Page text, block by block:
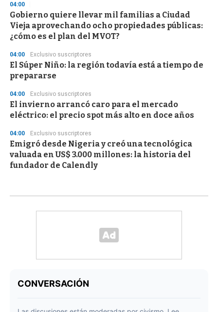
04:00
Gobierno quiere llevar mil familias a Ciudad
Vieja aprovechando ocho propiedades públicas:
¿cómo es el plan del MVOT?
04:00 Exclusivo suscriptores
El Súper Niño: la región todavía está a tiempo de
prepararse
04:00 Exclusivo suscriptores
El invierno arrancó caro para el mercado
eléctrico: el precio spot más alto en doce años
04:00 Exclusivo suscriptores
Emigró desde Nigeria y creó una tecnológica
valuada en US$ 3.000 millones: la historia del
fundador de Calendly